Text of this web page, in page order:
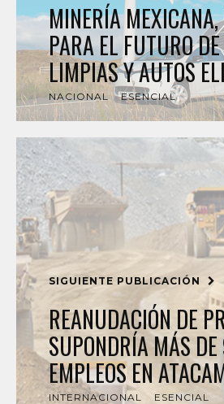
MINERÍA
PARA EL FUTURO
LIMPIAS Y AUTOS
NACIONAL ESENCIAL
SIGUIENTE PUBLICACIÓN
REANUDACIÓN DE
SUPONDRÍA MÁS
EMPLEOS EN
INTERNACIONAL ESENCIAL